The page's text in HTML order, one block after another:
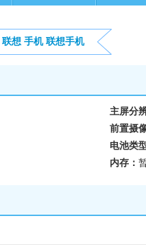
联想 手机 联想手机
主屏分
前置摄
电池类
内存：